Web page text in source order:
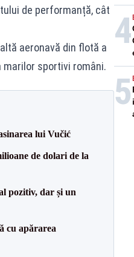
de performanță, cât
aeronavă din flotă a
marilor sportivi români.
lui Vučić
de dolari de la
pozitiv, dar și un
cu apărarea
4
5